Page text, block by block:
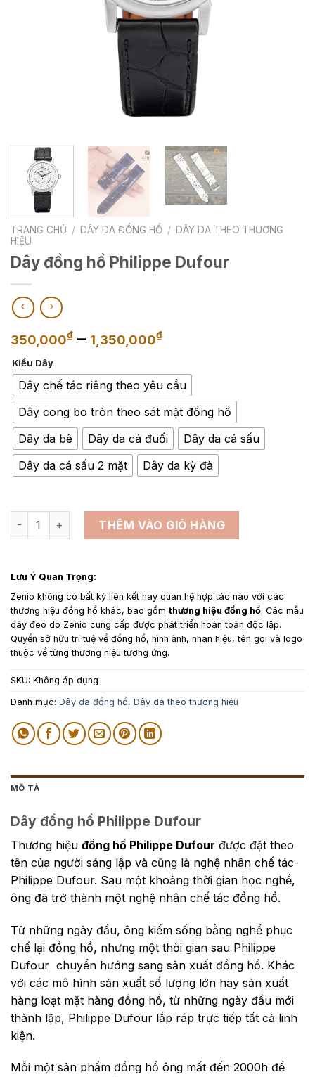
TRANG CHỦ / DÂY DA ĐỒNG HỒ / DÂY DA THEO THƯƠNG
HIỆU
Dây đồng hồ Philippe Dufour
350,000₫ – 1,350,000₫Khoảng
từ
350,000₫
đến
1,350,000₫
Kiểu Dây
Dây chế tác riêng theo yêu cầu
Dây cong bo tròn theo sát mặt đồng hồ
Dây da bê
Dây da cá đuối
Dây da cá sấu
Dây da cá sấu 2 mặt
Dây da kỳ đà
Dây đồng hồ Philippe Dufour số lượng
THÊM VÀO GIỎ HÀNG
Lưu Ý Quan Trọng:
Zenio không có bất kỳ liên kết hay quan hệ hợp tác nào với các
thương hiệu đồng hồ khác, bao gồm thương hiệu đồng hồ. Các mẫu
dây đeo do Zenio cung cấp được phát triển hoàn toàn độc lập.
Quyền sở hữu trí tuệ về đồng hồ, hình ảnh, nhãn hiệu, tên gọi và logo
thuộc về từng thương hiệu tương ứng.
SKU: Không áp dụng
Danh mục: Dây da đồng hồ, Dây da theo thương hiệu
MÔ TẢ
Dây đồng hồ Philippe Dufour
Thương hiệu đồng hồ Philippe Dufour được đặt theo
tên của người sáng lập và cũng là nghệ nhân chế tác-
Philippe Dufour. Sau một khoảng thời gian học nghề,
ông đã trở thành một nghệ nhân chế tác đồng hồ.
Từ những ngày đầu, ông kiếm sống bằng nghề phục
chế lại đồng hồ, nhưng một thời gian sau Philippe
Dufour chuyển hướng sang sản xuất đồng hồ. Khác
với các mô hình sản xuất số lượng lớn hay sản xuất
hàng loạt mặt hàng đồng hồ, từ những ngày đầu mới
thành lập, Philippe Dufour lắp ráp trực tiếp tất cả linh
kiện.
Mỗi một sản phẩm đồng hồ ông mất đến 2000h để